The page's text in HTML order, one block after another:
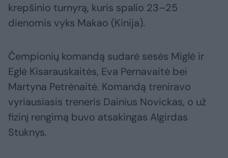
krepšinio turnyrą, kuris spalio 23–25
dienomis vyks Makao (Kinija).
Čempionių komandą sudarė sesės Miglė ir
Eglė Kisarauskaitės, Eva Pernavaitė bei
Martyna Petrėnaitė. Komandą treniravo
vyriausiasis treneris Dainius Novickas, o už
fizinį rengimą buvo atsakingas Algirdas
Stuknys.